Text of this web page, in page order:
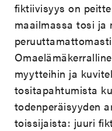
fiktiivisyys on
maailmassa tosi ja
myytteihin ja
tositapahtumista
todenperäisyyden
toissijaista: juuri